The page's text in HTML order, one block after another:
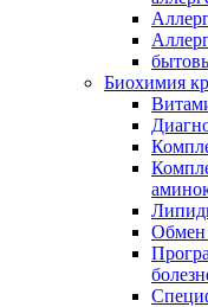
Биохимия
Обмен